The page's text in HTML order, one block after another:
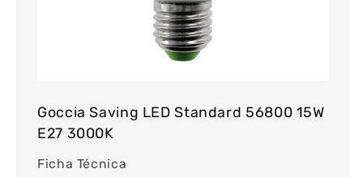
Goccia Saving LED Standard 56800 15W
E27 3000K
Ficha Técnica